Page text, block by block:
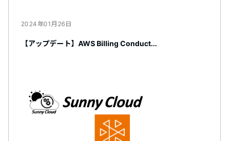
2024年01月26日
【アップデート】AWS Billing Conduct...